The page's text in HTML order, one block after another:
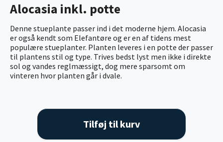
Alocasia inkl. potte
Denne stueplante passer ind i det moderne hjem. Alocasia
er også kendt som Elefantøre og er en af tidens mest
populære stueplanter. Planten leveres i en potte der passer
til plantens stil og type. Trives bedst lyst men ikke i direkte
sol og vandes reglmæssigt, dog mere sparsomt om
vinteren hvor planten går i dvale.
Tilføj til kurv